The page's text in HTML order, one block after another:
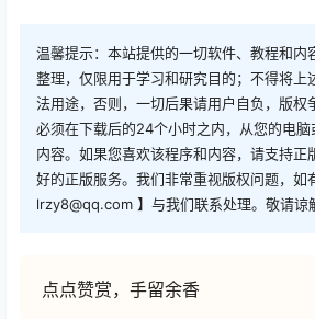
温馨提示：本站提供的一切软件、教程和内
整理，仅限用于学习和研究目的；不得将上
法用途，否则，一切后果请用户自负，版权
必须在下载后的24个小时之内，从您的电
内容。如果您喜欢该程序和内容，请支持正
好的正版服务。我们非常重视版权问题，如
lrzy8@qq.com 】与我们联系处理。敬请谅
点点赞赏，手留余香